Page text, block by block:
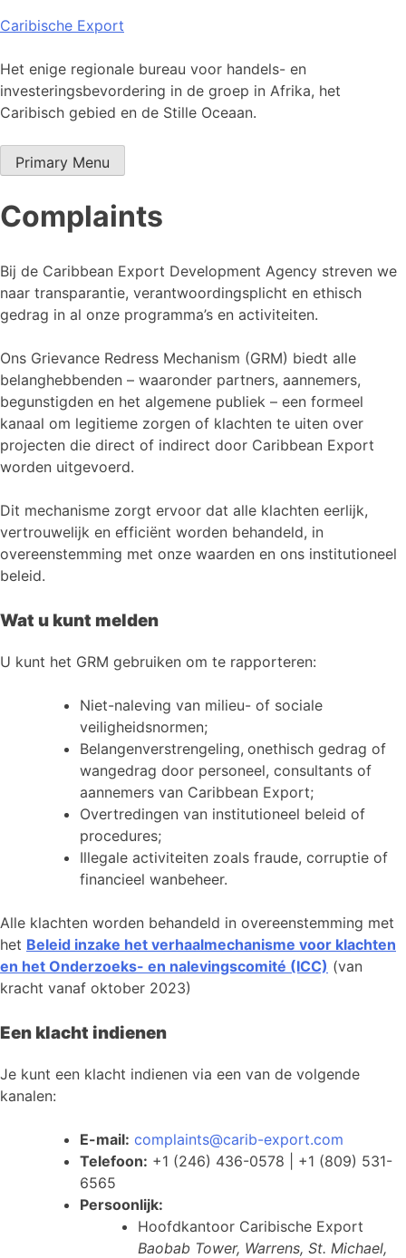
Skip
content
Caribische Export
Het enige regionale bureau voor handels- en
investeringsbevordering in de groep in Afrika, het
Caribisch gebied en de Stille Oceaan.
Primary Menu
Complaints
Bij de Caribbean Export Development Agency streven we
naar transparantie, verantwoordingsplicht en ethisch
gedrag in al onze programma’s en activiteiten.
Ons Grievance Redress Mechanism (GRM) biedt alle
belanghebbenden – waaronder partners, aannemers,
begunstigden en het algemene publiek – een formeel
kanaal om legitieme zorgen of klachten te uiten over
projecten die direct of indirect door Caribbean Export
worden uitgevoerd.
Dit mechanisme zorgt ervoor dat alle klachten eerlijk,
vertrouwelijk en efficiënt worden behandeld, in
overeenstemming met onze waarden en ons institutioneel
beleid.
Wat u kunt melden
U kunt het GRM gebruiken om te rapporteren:
Niet-naleving van milieu- of sociale
veiligheidsnormen;
Belangenverstrengeling, onethisch gedrag of
wangedrag door personeel, consultants of
aannemers van Caribbean Export;
Overtredingen van institutioneel beleid of
procedures;
Illegale activiteiten zoals fraude, corruptie of
financieel wanbeheer.
Alle klachten worden behandeld in overeenstemming met
het Beleid inzake het verhaalmechanisme voor klachten
en het Onderzoeks- en nalevingscomité (ICC) (van
kracht vanaf oktober 2023)
Een klacht indienen
Je kunt een klacht indienen via een van de volgende
kanalen:
E-mail: complaints@carib-export.com
Telefoon: +1 (246) 436-0578 | +1 (809) 531-
6565
Persoonlijk:
Hoofdkantoor Caribische Export
Baobab Tower, Warrens, St. Michael,